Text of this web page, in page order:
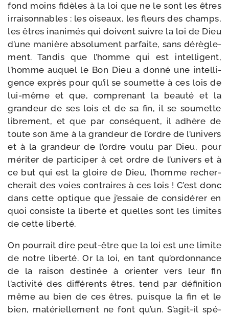
fond moins fidèles à la loi que ne le sont les êtres
irrai­son­nables : les oiseaux, les fleurs des champs,
les êtres inani­més qui doivent suivre la loi de Dieu
d’une manière abso­lu­ment par­faite, sans dérè­gle­
ment. Tandis que l’homme qui est intel­li­gent,
l’homme auquel le Bon Dieu a don­né une intel­li­
gence exprès pour qu’il se sou­mette à ces lois de
lui-​même et que, com­pre­nant la beau­té et la
gran­deur de ses lois et de sa fin, il se sou­mette
libre­ment, et que par consé­quent, il adhère de
toute son âme à la gran­deur de l’ordre de l’univers
et à la gran­deur de l’ordre vou­lu par Dieu, pour
méri­ter de par­ti­ci­per à cet ordre de l’univers et à
ce but qui est la gloire de Dieu, l’homme recher­
che­rait des voies contraires à ces lois ! C’est donc
dans cette optique que j’essaie de consi­dé­rer en
quoi consiste la liber­té et quelles sont les limites
de cette liberté.
On pour­rait dire peut-​être que la loi est une limite
de notre liber­té. Or la loi, en tant qu’ordonnance
de la rai­son des­ti­née à orien­ter vers leur fin
l’activité des dif­fé­rents êtres, tend par défi­ni­tion
même au bien de ces êtres, puisque la fin et le
bien, maté­riel­le­ment ne font qu’un. S’agit-il spé­